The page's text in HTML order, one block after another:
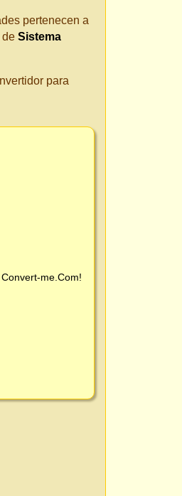
pertenecen a
de Sistema
para
Convert-me.Com!